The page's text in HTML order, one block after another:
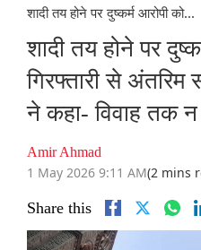
शादी तय होने पर दुष्कर्म आरोपी को...
शादी तय होने पर
गिरफ्तारी से अंतरिम
ने कहा- विवाह तक न
Amir Ahmad
1 May 2026 9:11 AM(2 mins
Share this